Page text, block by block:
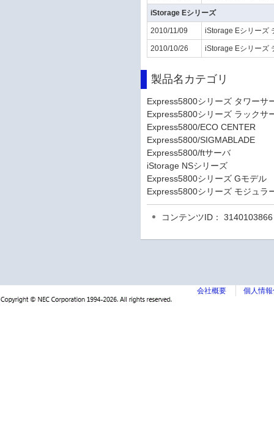
iStorage Eシリーズ
2010/11/09 iStorage Eシリーズ
2010/10/26 iStorage Eシリーズ
製品名カテゴリ
Express5800シリーズ タワーサ
Express5800シリーズ ラックサ
Express5800/ECO CENTER
Express5800/SIGMABLADE
Express5800/ftサーバ
iStorage NSシリーズ
Express5800シリーズ Gモデル
Express5800シリーズ モジュラ
コンテンツID： 3140103866
会社概要 個人情